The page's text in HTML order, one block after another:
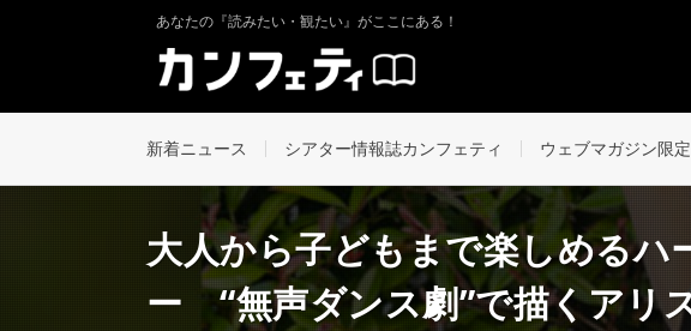
あなたの『読みたい・観たい』がここにある！
新着ニュース シアター情報誌カンフェティ ウェブマガジン限定
大人から子どもまで楽しめるハ
ー “無声ダンス劇”で描くアリ